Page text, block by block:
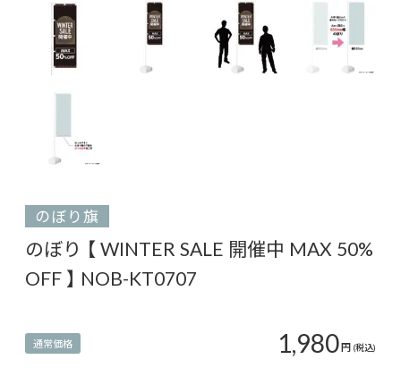
のぼり旗
のぼり 【 WINTER SALE 開催中 MAX 50%
OFF 】 NOB-KT0707
通常価格 1,980円 (税込)